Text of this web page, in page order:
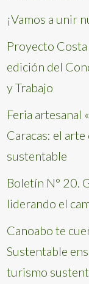
¡Vamos a unir
Proyecto
edición del
y Trabajo
Feria artesanal
Caracas: el
sustentable
Boletín N° 20.
liderando el
Canoabo te
Sustentable
turismo